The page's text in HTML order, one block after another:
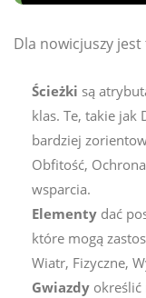
Dla nowicjuszy
Ścieżki są
klas. Te, takie jak
bardziej
Obfitość,
wsparcia.
Elementy dać
które mogą
Wiatr, Fizyczne,
Gwiazdy określić